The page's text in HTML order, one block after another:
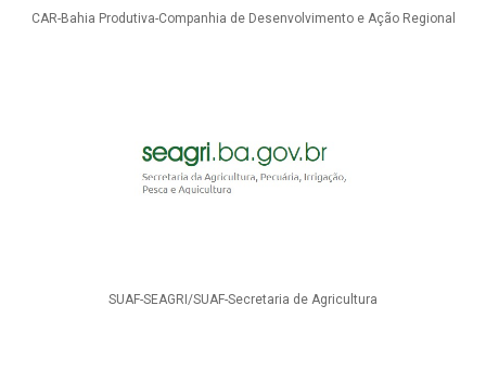
CAR-Bahia Produtiva-Companhia de Desenvolvimento e Ação Regional
SUAF-SEAGRI/SUAF-Secretaria de Agricultura